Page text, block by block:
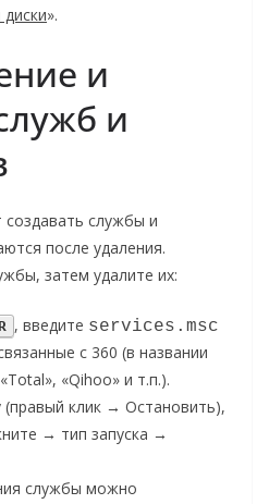
».
и
и
службы и
после удаления.
затем удалите их:
, введите services.msc
с 360 (в названии
«Qihoo» и т.п.).
клик → Остановить),
→ тип запуска →
службы можно